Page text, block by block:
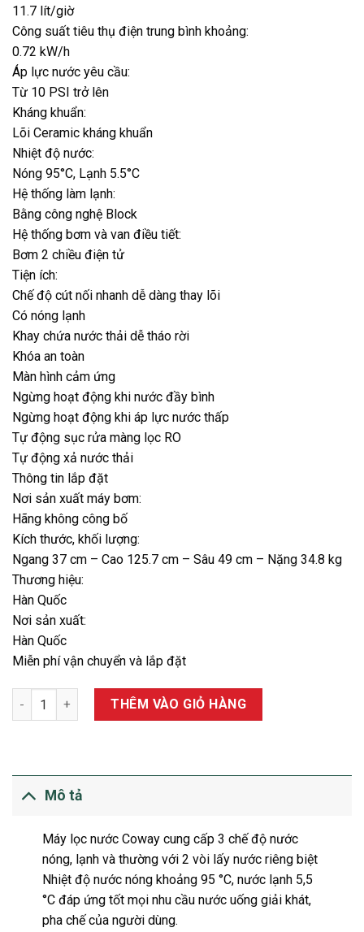
11.7 lít/giờ
Công suất tiêu thụ điện trung bình khoảng:
0.72 kW/h
Áp lực nước yêu cầu:
Từ 10 PSI trở lên
Kháng khuẩn:
Lõi Ceramic kháng khuẩn
Nhiệt độ nước:
Nóng 95°C, Lạnh 5.5°C
Hệ thống làm lạnh:
Bằng công nghệ Block
Hệ thống bơm và van điều tiết:
Bơm 2 chiều điện tử
Tiện ích:
Chế độ cút nối nhanh dễ dàng thay lõi
Có nóng lạnh
Khay chứa nước thải dễ tháo rời
Khóa an toàn
Màn hình cảm ứng
Ngừng hoạt động khi nước đầy bình
Ngừng hoạt động khi áp lực nước thấp
Tự động sục rửa màng lọc RO
Tự động xả nước thải
Thông tin lắp đặt
Nơi sản xuất máy bơm:
Hãng không công bố
Kích thước, khối lượng:
Ngang 37 cm – Cao 125.7 cm – Sâu 49 cm – Nặng 34.8 kg
Thương hiệu:
Hàn Quốc
Nơi sản xuất:
Hàn Quốc
Miễn phí vận chuyển và lắp đặt
MÁY LỌC NƯỚC NÓNG LẠNH COWAY CHP-671R số lượng
THÊM VÀO GIỎ HÀNG
Mô tả
Máy lọc nước Coway cung cấp 3 chế độ nước
nóng, lạnh và thường với 2 vòi lấy nước riêng biệt
Nhiệt độ nước nóng khoảng 95 °C, nước lạnh 5,5
°C đáp ứng tốt mọi nhu cầu nước uống giải khát,
pha chế của người dùng.